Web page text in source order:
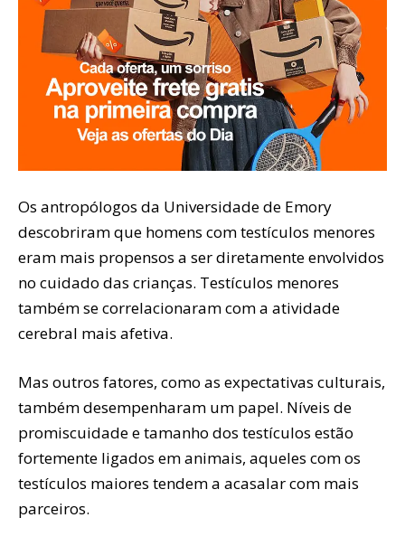
Os antropólogos da Universidade de Emory
descobriram que homens com testículos menores
eram mais propensos a ser diretamente envolvidos
no cuidado das crianças. Testículos menores
também se correlacionaram com a atividade
cerebral mais afetiva.
Mas outros fatores, como as expectativas culturais,
também desempenharam um papel. Níveis de
promiscuidade e tamanho dos testículos estão
fortemente ligados em animais, aqueles com os
testículos maiores tendem a acasalar com mais
parceiros.